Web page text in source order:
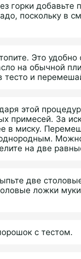
горки добавьте
поскольку в
Это
на обычной
тесто и
этой
примесей. За
в миску.
на две
две
ложки
с тестом.